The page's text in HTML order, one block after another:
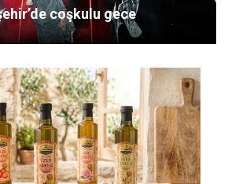
coşkulu gece